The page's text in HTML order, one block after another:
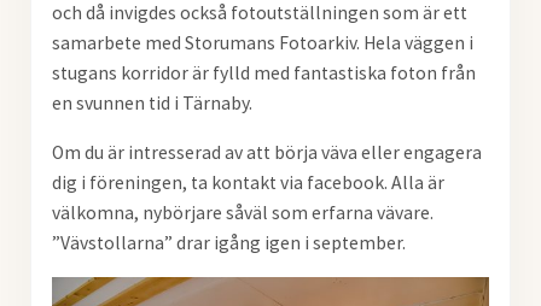
och då invigdes också fotoutställningen som är ett
samarbete med Storumans Fotoarkiv. Hela väggen i
stugans korridor är fylld med fantastiska foton från
en svunnen tid i Tärnaby.
Om du är intresserad av att börja väva eller engagera
dig i föreningen, ta kontakt via facebook. Alla är
välkomna, nybörjare såväl som erfarna vävare.
”Vävstollarna” drar igång igen i september.